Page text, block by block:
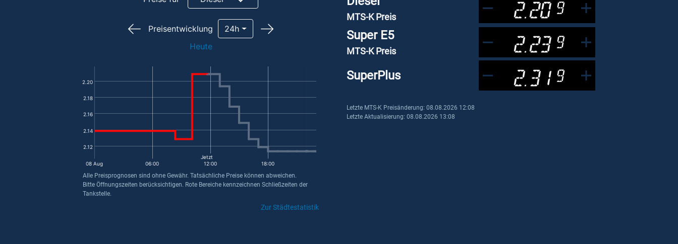
MTS-K Preis 2.20
9
Super E5
MTS-K Preis 2.23 9
SuperPlus 2.31 9
Letzte MTS-K Preisänderung: 08.08.2026 12:08
Letzte Aktualisierung: 08.08.2026 13:08
Preisentwicklung
24h
Heute
2.12
2.14
2.16
2.18
2.20
08 Aug 06:00 12:00 18:00
Jetzt
Alle Preisprognosen sind ohne Gewähr. Tatsächliche Preise können abweichen.
Bitte Öffnungszeiten berücksichtigen. Rote Bereiche kennzeichnen Schließzeiten der
Tankstelle.
Zur Städtestatistik